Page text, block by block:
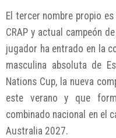
El tercer nombre propio
CRAP y actual campeón
jugador ha entrado en la
masculina absoluta de
Nations Cup, la nueva
este verano y que
combinado nacional en el
Australia 2027.